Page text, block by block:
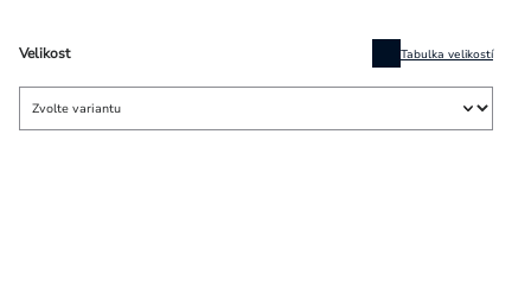
Velikost Tabulka velikostí